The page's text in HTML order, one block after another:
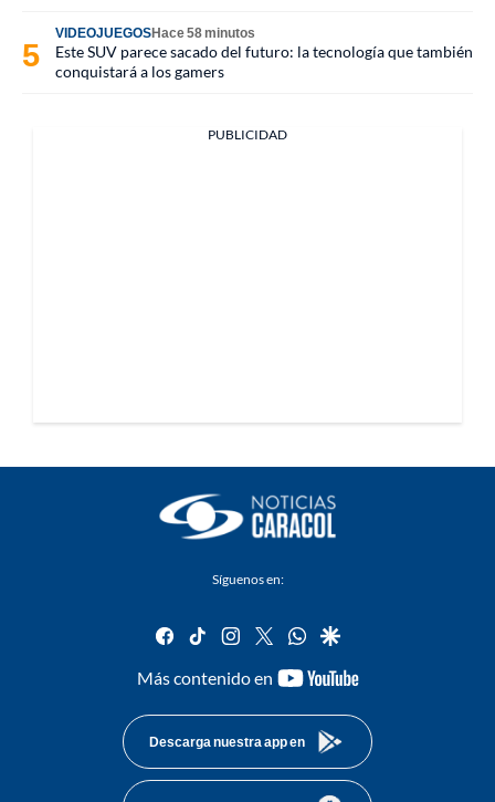
VIDEOJUEGOSHace 58 minutos
Este SUV parece sacado del futuro: la tecnología que también
conquistará a los gamers
PUBLICIDAD
Síguenos en:
facebook
tiktok instagram
twitterwhatsapp
google
Más contenido en
youtube-
Descarga nuestra app en